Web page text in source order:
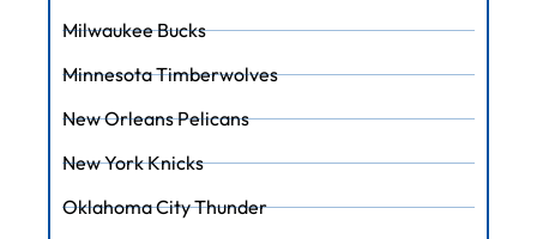
Milwaukee Bucks
Minnesota Timberwolves
New Orleans Pelicans
New York Knicks
Oklahoma City Thunder